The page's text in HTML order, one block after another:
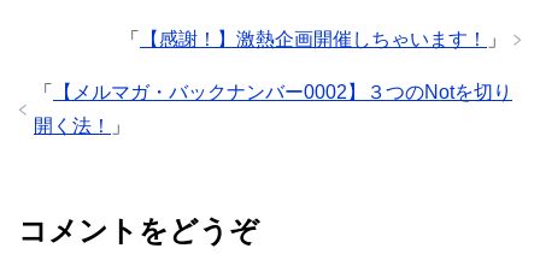
「 【感謝！】激熱企画開催しちゃいます！ 」
「
【メルマガ・バックナンバー0002】３つのNotを切り
開く法！
」
コメントをどうぞ